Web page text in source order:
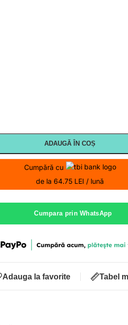
ADAUGĂ ÎN COȘ
Cumpără cu
de la 64.75 LEI / lună
Cumpara prin WhatsApp
Adauga la favorite Tabel